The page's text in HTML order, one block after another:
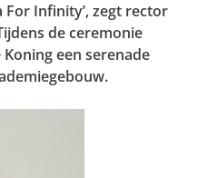
Infinity’, zegt rector
de ceremonie
een serenade